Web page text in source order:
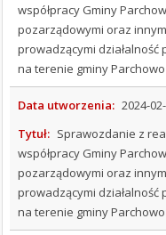
Konsultacje
Sprawozdania
Mapa
aktywności
PRAWO
MIEJSCOWE
(Kliknięcie spowoduje
WYBORY
ZAMÓWIENIA
PUBLICZNE
współpracy Gminy
pozarządowymi oraz
prowadzącymi działalność
na terenie gminy
Data utworzenia: 2024-
Tytuł: Sprawozdanie z
współpracy Gminy
pozarządowymi oraz
prowadzącymi działalność
na terenie gminy